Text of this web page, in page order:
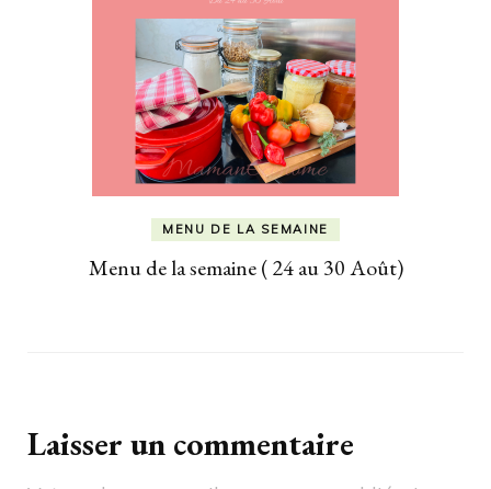
MENU DE LA SEMAINE
Menu de la semaine ( 24 au 30 Août)
Laisser un commentaire